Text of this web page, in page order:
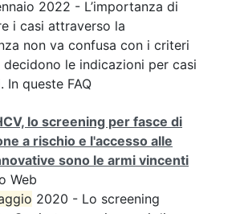
2022 - L’importanza di
i casi attraverso la
non va confusa con i criteri
le indicazioni per casi
In queste FAQ
lo screening per fasce di
a rischio e l'accesso alle
sono le armi vincenti
Web
2020 - Lo screening